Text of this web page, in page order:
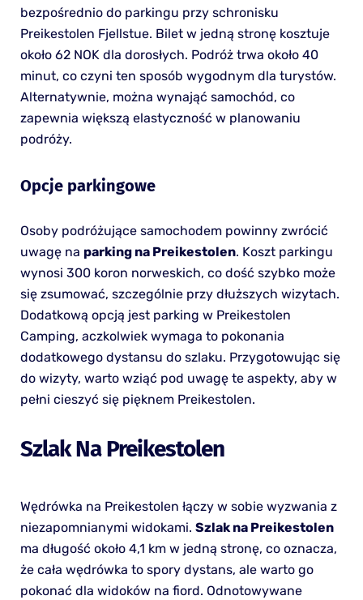
bezpośrednio do parkingu przy schronisku
Preikestolen Fjellstue. Bilet w jedną stronę kosztuje
około 62 NOK dla dorosłych. Podróż trwa około 40
minut, co czyni ten sposób wygodnym dla turystów.
Alternatywnie, można wynająć samochód, co
zapewnia większą elastyczność w planowaniu
podróży.
Opcje parkingowe
Osoby podróżujące samochodem powinny zwrócić
uwagę na parking na Preikestolen. Koszt parkingu
wynosi 300 koron norweskich, co dość szybko może
się zsumować, szczególnie przy dłuższych wizytach.
Dodatkową opcją jest parking w Preikestolen
Camping, aczkolwiek wymaga to pokonania
dodatkowego dystansu do szlaku. Przygotowując się
do wizyty, warto wziąć pod uwagę te aspekty, aby w
pełni cieszyć się pięknem Preikestolen.
Szlak Na Preikestolen
Wędrówka na Preikestolen łączy w sobie wyzwania z
niezapomnianymi widokami. Szlak na Preikestolen
ma długość około 4,1 km w jedną stronę, co oznacza,
że cała wędrówka to spory dystans, ale warto go
pokonać dla widoków na fiord. Odnotowywane